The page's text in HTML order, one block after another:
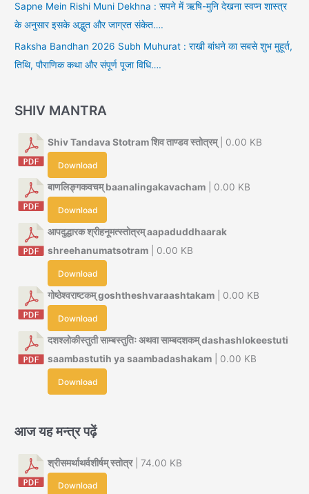
Sapne Mein Rishi Muni Dekhna : सपने में ऋषि-मुनि देखना स्वप्न शास्त्र
के अनुसार इसके अद्भुत और जाग्रत संकेत….
Raksha Bandhan 2026 Subh Muhurat : राखी बांधने का सबसे शुभ मुहूर्त,
तिथि, पौराणिक कथा और संपूर्ण पूजा विधि….
SHIV MANTRA
Shiv Tandava Stotram शिव ताण्डव स्तोत्रम्| 0.00 KB
Download
बाणलिङ्गकवचम् baanalingakavacham | 0.00 KB
Download
आपदुद्धारक श्रीहनूमत्स्तोत्रम् aapaduddhaarak
shreehanumatsotram | 0.00 KB
Download
गोष्ठेश्वराष्टकम् goshtheshvaraashtakam | 0.00 KB
Download
दशश्लोकीस्तुती साम्बस्तुतिः अथवा साम्बदशकम् dashashlokeestuti
saambastutih ya saambadashakam | 0.00 KB
Download
आज यह मन्त्र पढ़ें
श्रीसमर्थाथर्वशीर्षम् स्तोत्र| 74.00 KB
Download